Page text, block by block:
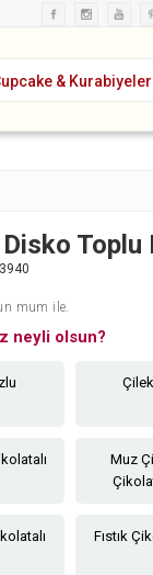
& Kurabiyeler
Toplu
3940
mum ile.
neyli olsun?
Muz
Fıstık